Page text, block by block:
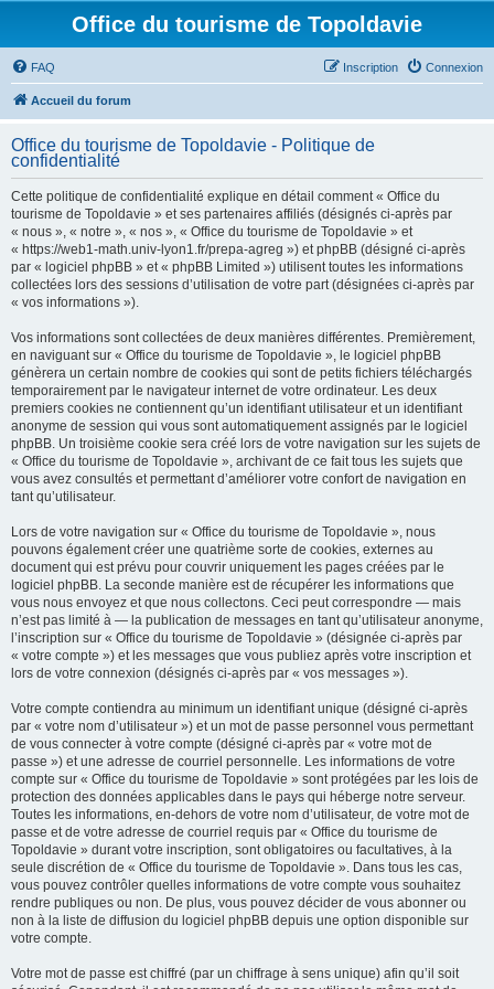
Office du tourisme de Topoldavie
FAQ Connexion
Inscription
Accueil du forum
Office du tourisme de Topoldavie - Politique de
confidentialité
Cette politique de confidentialité explique en détail comment « Office du
tourisme de Topoldavie » et ses partenaires affiliés (désignés ci-après par
« nous », « notre », « nos », « Office du tourisme de Topoldavie » et
« https://web1-math.univ-lyon1.fr/prepa-agreg ») et phpBB (désigné ci-après
par « logiciel phpBB » et « phpBB Limited ») utilisent toutes les informations
collectées lors des sessions d’utilisation de votre part (désignées ci-après par
« vos informations »).
Vos informations sont collectées de deux manières différentes. Premièrement,
en naviguant sur « Office du tourisme de Topoldavie », le logiciel phpBB
génèrera un certain nombre de cookies qui sont de petits fichiers téléchargés
temporairement par le navigateur internet de votre ordinateur. Les deux
premiers cookies ne contiennent qu’un identifiant utilisateur et un identifiant
anonyme de session qui vous sont automatiquement assignés par le logiciel
phpBB. Un troisième cookie sera créé lors de votre navigation sur les sujets de
« Office du tourisme de Topoldavie », archivant de ce fait tous les sujets que
vous avez consultés et permettant d’améliorer votre confort de navigation en
tant qu’utilisateur.
Lors de votre navigation sur « Office du tourisme de Topoldavie », nous
pouvons également créer une quatrième sorte de cookies, externes au
document qui est prévu pour couvrir uniquement les pages créées par le
logiciel phpBB. La seconde manière est de récupérer les informations que
vous nous envoyez et que nous collectons. Ceci peut correspondre — mais
n’est pas limité à — la publication de messages en tant qu’utilisateur anonyme,
l’inscription sur « Office du tourisme de Topoldavie » (désignée ci-après par
« votre compte ») et les messages que vous publiez après votre inscription et
lors de votre connexion (désignés ci-après par « vos messages »).
Votre compte contiendra au minimum un identifiant unique (désigné ci-après
par « votre nom d’utilisateur ») et un mot de passe personnel vous permettant
de vous connecter à votre compte (désigné ci-après par « votre mot de
passe ») et une adresse de courriel personnelle. Les informations de votre
compte sur « Office du tourisme de Topoldavie » sont protégées par les lois de
protection des données applicables dans le pays qui héberge notre serveur.
Toutes les informations, en-dehors de votre nom d’utilisateur, de votre mot de
passe et de votre adresse de courriel requis par « Office du tourisme de
Topoldavie » durant votre inscription, sont obligatoires ou facultatives, à la
seule discrétion de « Office du tourisme de Topoldavie ». Dans tous les cas,
vous pouvez contrôler quelles informations de votre compte vous souhaitez
rendre publiques ou non. De plus, vous pouvez décider de vous abonner ou
non à la liste de diffusion du logiciel phpBB depuis une option disponible sur
votre compte.
Votre mot de passe est chiffré (par un chiffrage à sens unique) afin qu’il soit